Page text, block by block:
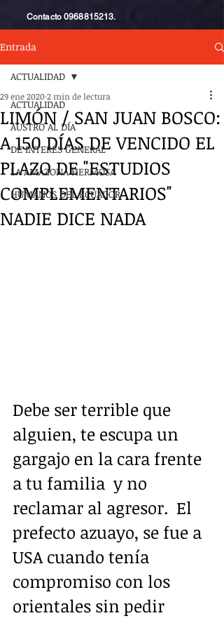
Contacto0968815213.
Entrada
ACTUALIDAD
AUSTRO AL DÍA
DE INTERÉS GENERAL
LA AMAZONA HERMOSA
HUMANOS DEL ECUADOR
ACTUALIDAD
LIMÓN / SAN JUAN BOSCO:
A 150 DÍAS DE VENCIDO EL
PLAZO DE "ESTUDIOS
COMPLEMENTARIOS"
NADIE DICE NADA
29 ene 20202 min de lectura
Debe ser terrible que
alguien, te escupa un
gargajo en la cara frente
a tu familia  y no
reclamar al agresor.  El
prefecto azuayo, se fue a
USA cuando tenía
compromiso con los
orientales sin pedir